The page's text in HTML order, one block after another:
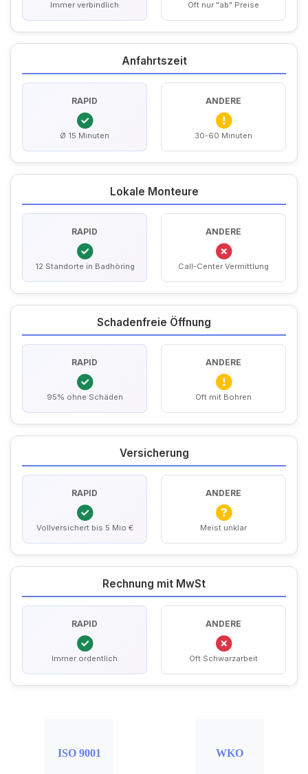
Immer verbindlich Oft nur "ab" Preise
Anfahrtszeit
RAPID
Ø 15 Minuten
ANDERE
30-60 Minuten
Lokale Monteure
RAPID
12 Standorte in Badhöring
ANDERE
Call-Center Vermittlung
Schadenfreie Öffnung
RAPID
95% ohne Schäden
ANDERE
Oft mit Bohren
Versicherung
RAPID
Vollversichert bis 5 Mio €
ANDERE
Meist unklar
Rechnung mit MwSt
RAPID
Immer ordentlich
ANDERE
Oft Schwarzarbeit